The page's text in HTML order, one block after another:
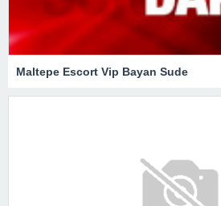
Maltepe Escort Vip Bayan Sude